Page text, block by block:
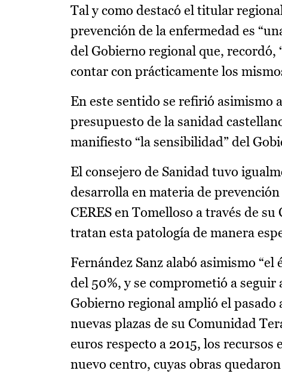
Tal y como destacó el titular
prevención de la enfermedad es
del Gobierno regional que, recordó,
contar con prácticamente los
En este sentido se refirió asimismo
presupuesto de la sanidad
manifiesto “la sensibilidad” del
El consejero de Sanidad tuvo
desarrolla en materia de
CERES en Tomelloso a través de
tratan esta patología de manera
Fernández Sanz alabó asimismo
del 50%, y se comprometió a
Gobierno regional amplió el pasado
nuevas plazas de su Comunidad
euros respecto a 2015, los
nuevo centro, cuyas obras